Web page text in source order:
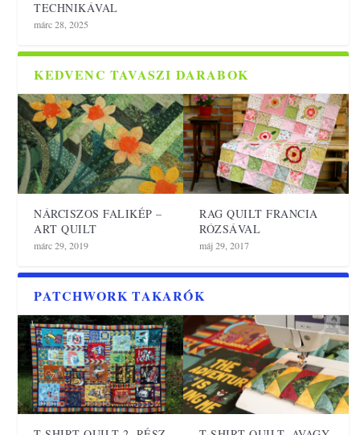
TECHNIKÁVAL
márc 28, 2025
KEDVENC TAVASZI DARABOK
NÁRCISZOS FALIKÉP –
ART QUILT
márc 29, 2019
RAG QUILT FRANCIA
RÓZSÁVAL
máj 29, 2017
PATCHWORK TAKARÓK